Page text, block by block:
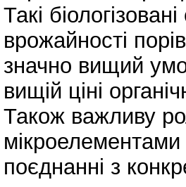
Такі
врожайності
значно вищий
вищій ціні
Також важливу
мікроелементами
поєднанні з